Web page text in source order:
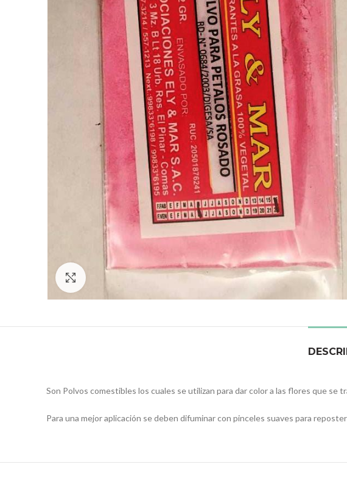
Son Polvos comestibles los cuales se utilizan para dar color a las flores que
Para una mejor aplicación se deben difuminar con pinceles suaves para